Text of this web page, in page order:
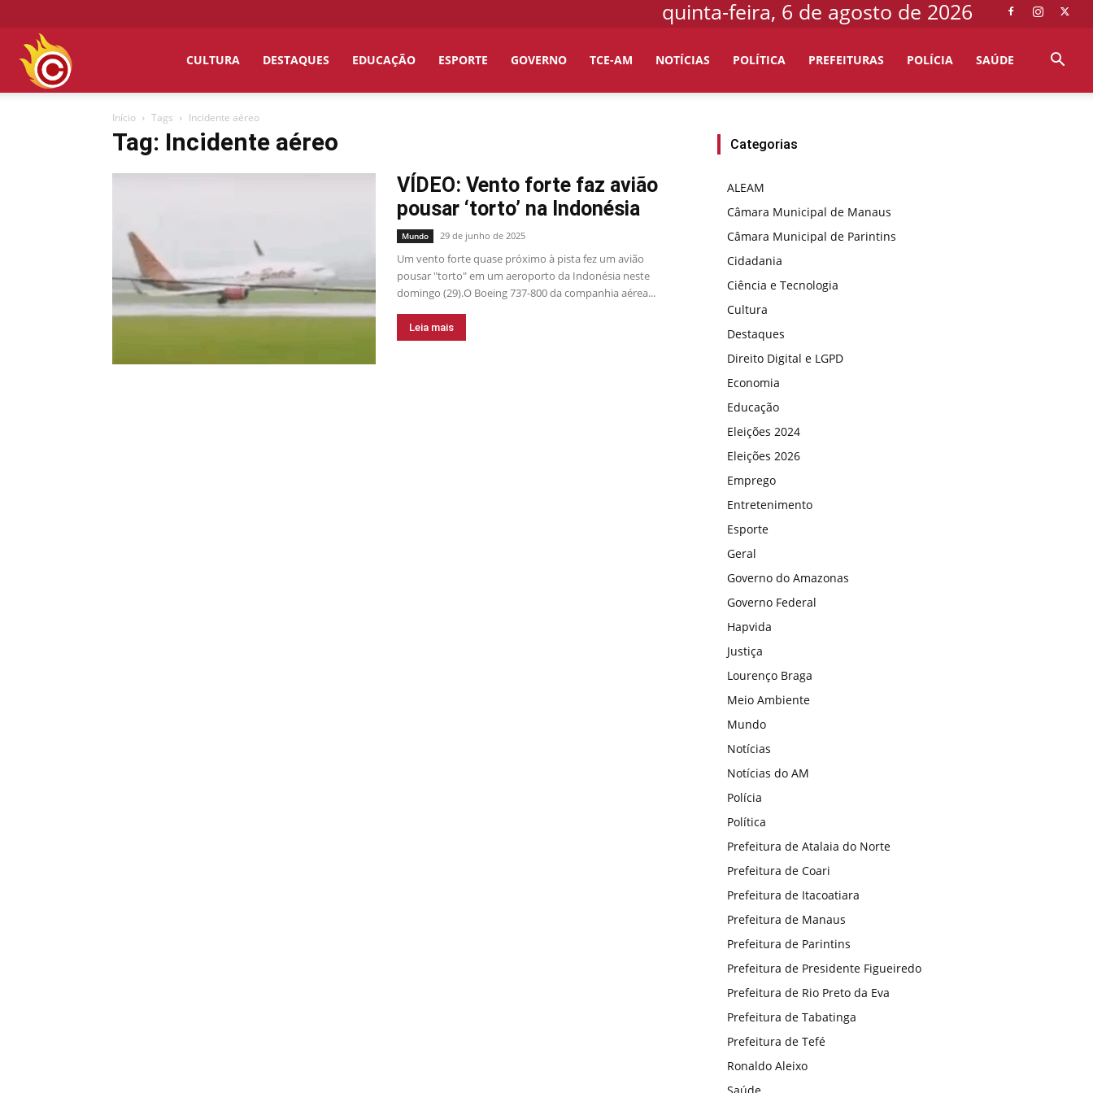
quinta-feira, 6 de agosto de 2026
CULTURA DESTAQUES EDUCAÇÃO ESPORTE GOVERNO TCE-AM NOTÍCIAS POLÍTICA PREFEITURAS POLÍCIA SAÚDE
Início Tags Incidente aéreo
Tag: Incidente aéreo
VÍDEO: Vento forte faz avião
pousar ‘torto’ na Indonésia
Mundo 29 de junho de 2025
Um vento forte quase próximo à pista fez um avião
pousar "torto" em um aeroporto da Indonésia neste
domingo (29).O Boeing 737-800 da companhia aérea...
Leia mais
Categorias
ALEAM
Câmara Municipal de Manaus
Câmara Municipal de Parintins
Cidadania
Ciência e Tecnologia
Cultura
Destaques
Direito Digital e LGPD
Economia
Educação
Eleições 2024
Eleições 2026
Emprego
Entretenimento
Esporte
Geral
Governo do Amazonas
Governo Federal
Hapvida
Justiça
Lourenço Braga
Meio Ambiente
Mundo
Notícias
Notícias do AM
Polícia
Política
Prefeitura de Atalaia do Norte
Prefeitura de Coari
Prefeitura de Itacoatiara
Prefeitura de Manaus
Prefeitura de Parintins
Prefeitura de Presidente Figueiredo
Prefeitura de Rio Preto da Eva
Prefeitura de Tabatinga
Prefeitura de Tefé
Ronaldo Aleixo